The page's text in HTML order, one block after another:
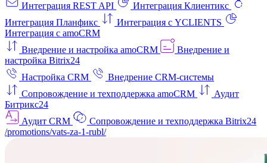
Интеграция REST API
Интеграция Клиентикс
Интеграция Планфикс
Интеграция с YCLIENTS
Интеграция с amoCRM
Внедрение и настройка amoCRM
Внедрение и
настройка Bitrix24
Настройка CRM
Внедрение CRM-системы
Сопровождение и техподдержка amoCRM
Аудит
Битрикс24
Аудит CRM
Сопровождение и техподдержка Bitrix24
/promotions/vats-za-1-rubl/